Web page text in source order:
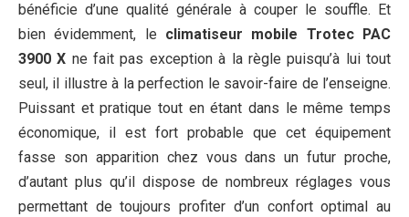
bénéficie d’une qualité générale à couper le souffle. Et
bien évidemment, le climatiseur mobile Trotec PAC
3900 X ne fait pas exception à la règle puisqu’à lui tout
seul, il illustre à la perfection le savoir-faire de l’enseigne.
Puissant et pratique tout en étant dans le même temps
économique, il est fort probable que cet équipement
fasse son apparition chez vous dans un futur proche,
d’autant plus qu’il dispose de nombreux réglages vous
permettant de toujours profiter d’un confort optimal au